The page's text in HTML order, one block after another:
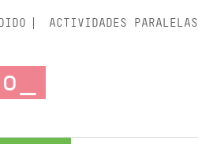
ACTIVIDADES PARALELAS